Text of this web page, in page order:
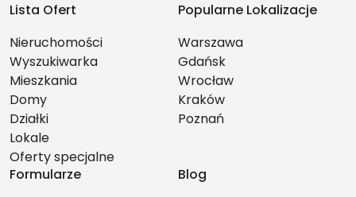
Lista Ofert
Nieruchomości
Wyszukiwarka
Mieszkania
Domy
Działki
Lokale
Oferty specjalne
Popularne Lokalizacje
Warszawa
Gdańsk
Wrocław
Kraków
Poznań
Formularze
Blog